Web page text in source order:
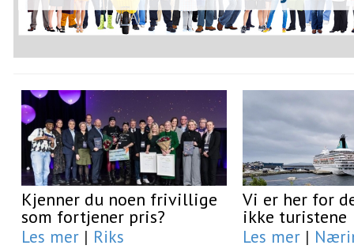
Kjenner du noen frivillige
som fortjener pris?
Les mer | Riks
Vi er her for
ikke turistene
Les mer |